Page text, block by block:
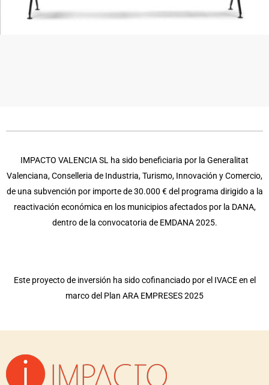
IMPACTO VALENCIA SL ha sido beneficiaria por la Generalitat
Valenciana, Conselleria de Industria, Turismo, Innovación y Comercio,
de una subvención por importe de 30.000 € del programa dirigido a la
reactivación económica en los municipios afectados por la DANA,
dentro de la convocatoria de EMDANA 2025.
Este proyecto de inversión ha sido cofinanciado por el IVACE en el
marco del Plan ARA EMPRESES 2025